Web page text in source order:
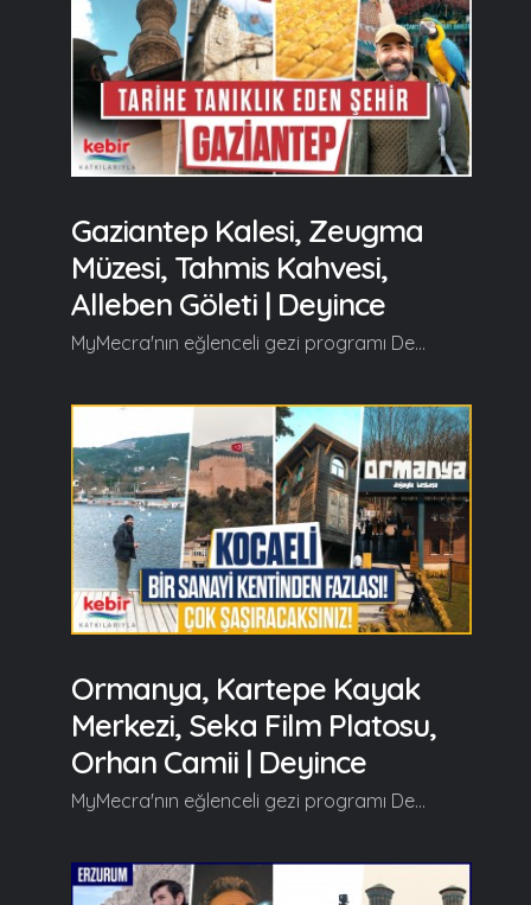
Gaziantep Kalesi, Zeugma
Müzesi, Tahmis Kahvesi,
Alleben Göleti | Deyince
MyMecra'nın eğlenceli gezi programı Deyince'nin yeni durağı Gaziantep oluyor. Deyince, yeni bölümünde tarihi ve turistik güzellikleriyle herkesi hayran bırakan Gaziantep Kalesi, Hamam Müzesi, Mutfak Müzesi, Zincirli Bedesten, Bakırcılar Çarşısı, Panaroma Müzesi, Tahmis Kahvesi, Mutfak Sanatları Merkezi, Avrupa'nın En Büyük Hayvanat Bahçesi, Alleben Göleti, Rum Kale, Zeugma Mozaik Müzesi'nin en özel yanlarını izleyiciyle buluşturuyor... Devamı videoda... Gelin, Beraber Yürüyelim...
Ormanya, Kartepe Kayak
Merkezi, Seka Film Platosu,
Orhan Camii | Deyince
MyMecra'nın eğlenceli gezi programı Deyince'nin yeni durağı Kocaeli oluyor. Deyince, yeni bölümünde tarihi ve turistik güzellikleriyle herkesi hayran bırakan Türkiye'nin en büyük tematik parklarından Ormanya, Kartepe Cam Teras, Kartepe Kayak Merkezi, Seka Film Platosu, Orhan Camii, Tarih Koridoru, Çoban Mustafa Paşa Camii ve Külliyesi ile Kocaeli'nin en özel yanlarını izleyiciyle buluşturuyor... Daha fazlası videoda... Gelin, Beraber Yürüyelim...